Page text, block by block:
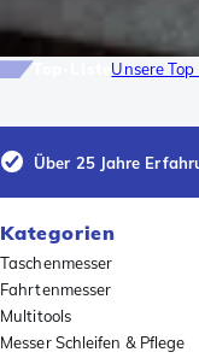
Unsere
Über 25 Jahre
Kategorien
Taschenmesser
Fahrtenmesser
Multitools
Messer Schleifen & Pflege